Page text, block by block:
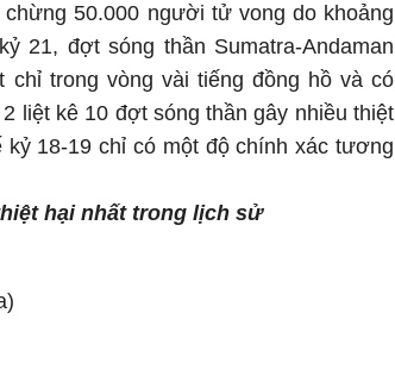
50.000 người tử vong do khoảng
21, đợt sóng thần Sumatra-Andaman
trong vòng vài tiếng đồng hồ và có
liệt kê 10 đợt sóng thần gây nhiều thiệt
18-19 chỉ có một độ chính xác tương
hại nhất trong lịch sử